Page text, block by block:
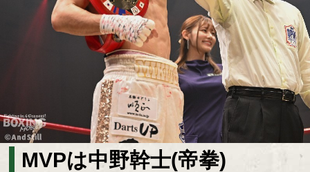
MVPは中野幹士(帝拳)